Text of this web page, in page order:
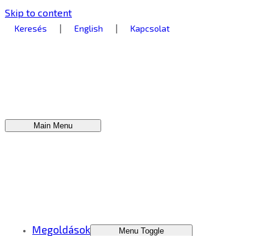
Skip to content
Keresés | English | Kapcsolat
Main Menu
Megoldások Menu Toggle